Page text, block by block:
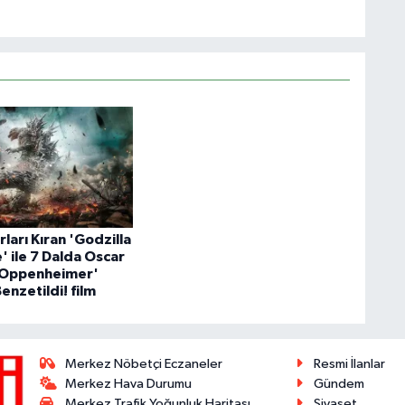
Kıran 'Godzilla
ile 7 Dalda Oscar
film
Merkez Nöbetçi Eczaneler
Merkez Hava Durumu
Resmi İlanlar
Gündem